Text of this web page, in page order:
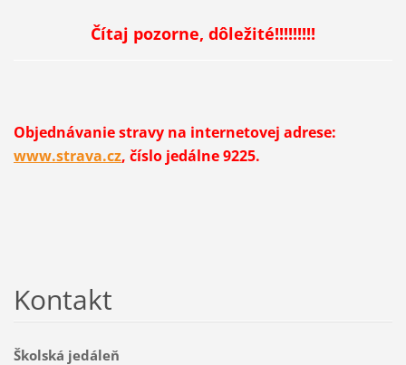
Čítaj pozorne, dôležité!!!!!!!!!
Objednávanie stravy na internetovej adrese:
www.strava.cz, číslo jedálne 9225.
Kontakt
Školská jedáleň